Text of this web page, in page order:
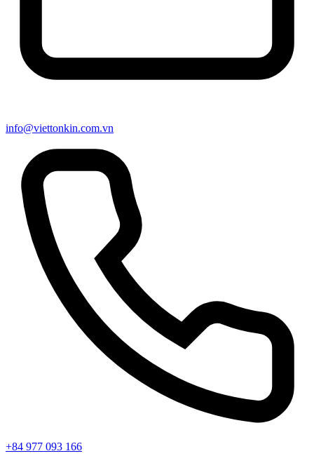
info@viettonkin.com.vn
+84 977 093 166